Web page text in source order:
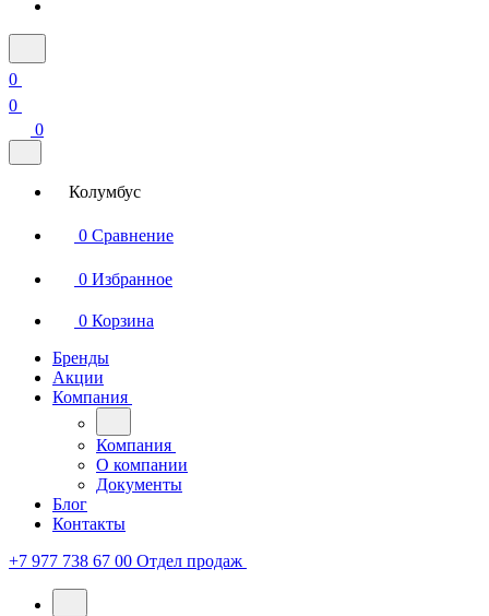
0
0
0
Колумбус
0 Сравнение
0 Избранное
0 Корзина
Бренды
Акции
Компания
Компания
О компании
Документы
Блог
Контакты
+7 977 738 67 00 Отдел продаж